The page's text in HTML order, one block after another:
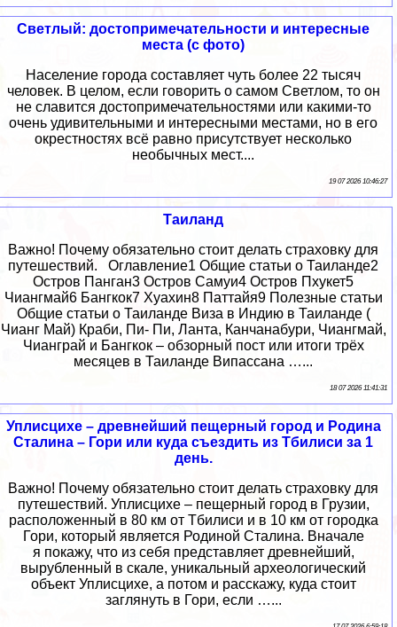
Светлый: достопримечательности и интересные
места (с фото)
Население города составляет чуть более 22 тысяч
человек. В целом, если говорить о самом Светлом, то он
не славится достопримечательностями или какими-то
очень удивительными и интересными местами, но в его
окрестностях всё равно присутствует несколько
необычных мест....
19 07 2026 10:46:27
Таиланд
Важно! Почему обязательно стоит делать страховку для
путешествий. Оглавление1 Общие статьи о Таиланде2
Остров Панган3 Остров Самуи4 Остров Пхукет5
Чиангмай6 Бангкок7 Хуахин8 Паттайя9 Полезные статьи
Общие статьи о Таиланде Виза в Индию в Таиланде (
Чианг Май) Краби, Пи- Пи, Ланта, Канчанабури, Чиангмай,
Чианграй и Бангкок – обзорный пост или итоги трёх
месяцев в Таиланде Випассана …...
18 07 2026 11:41:31
Уплисцихе – древнейший пещерный город и Родина
Сталина – Гори или куда съездить из Тбилиси за 1
день.
Важно! Почему обязательно стоит делать страховку для
путешествий. Уплисцихе – пещерный город в Грузии,
расположенный в 80 км от Тбилиси и в 10 км от городка
Гори, который является Родиной Сталина. Вначале
я покажу, что из себя представляет древнейший,
вырубленный в скале, уникальный археологический
объект Уплисцихе, а потом и расскажу, куда стоит
заглянуть в Гори, если …...